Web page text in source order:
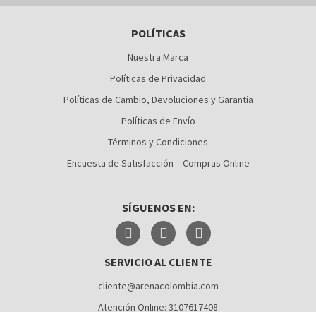
BARRANQUILLA
POLÍTICAS
Nuestra Marca
Políticas de Privacidad
Políticas de Cambio, Devoluciones y Garantia
Políticas de Envío
Términos y Condiciones
Encuesta de Satisfacción – Compras Online
SÍGUENOS EN:
SERVICIO AL CLIENTE
cliente@arenacolombia.com
Atención Online: 3107617408